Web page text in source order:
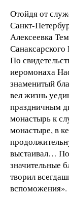
Отойдя от
Санкт-
Алексеевка
По
иеромонаха
знаменитый
вел жизнь
праздничным
монастырь к
монастыре, в
выстаивал…
значительные
творил
вспоможения».